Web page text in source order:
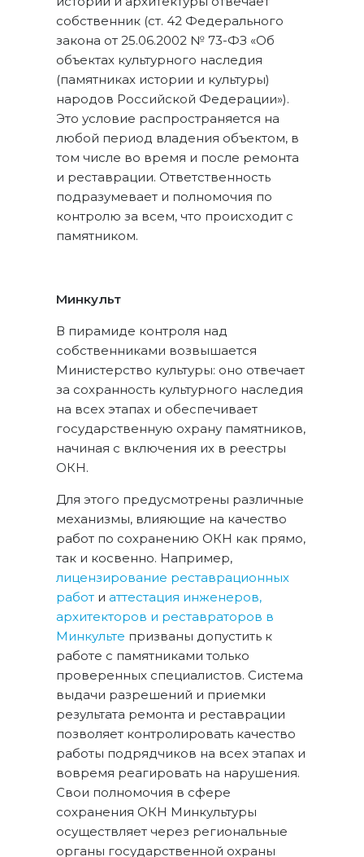
собственник (ст. 42 Федерального
закона от 25.06.2002 № 73-ФЗ «Об
объектах культурного наследия
(памятниках истории и культуры)
народов Российской Федерации»).
Это условие распространяется на
любой период владения объектом, в
том числе во время и после ремонта
и реставрации. Ответственность
подразумевает и полномочия по
контролю за всем, что происходит с
памятником.
Минкульт
В пирамиде контроля над
собственниками возвышается
Министерство культуры: оно отвечает
за сохранность культурного наследия
на всех этапах и обеспечивает
государственную охрану памятников,
начиная с включения их в реестры
ОКН.
Для этого предусмотрены различные
механизмы, влияющие на качество
работ по сохранению ОКН как прямо,
так и косвенно. Например,
лицензирование реставрационных
работи аттестация инженеров,
архитекторов и реставраторов в
Минкульте призваны допустить к
работе с памятниками только
проверенных специалистов. Система
выдачи разрешений и приемки
результата ремонта и реставрации
позволяет контролировать качество
работы подрядчиков на всех этапах и
вовремя реагировать на нарушения.
Свои полномочия в сфере
сохранения ОКН Минкультуры
осуществляет через региональные
органы государственной охраны